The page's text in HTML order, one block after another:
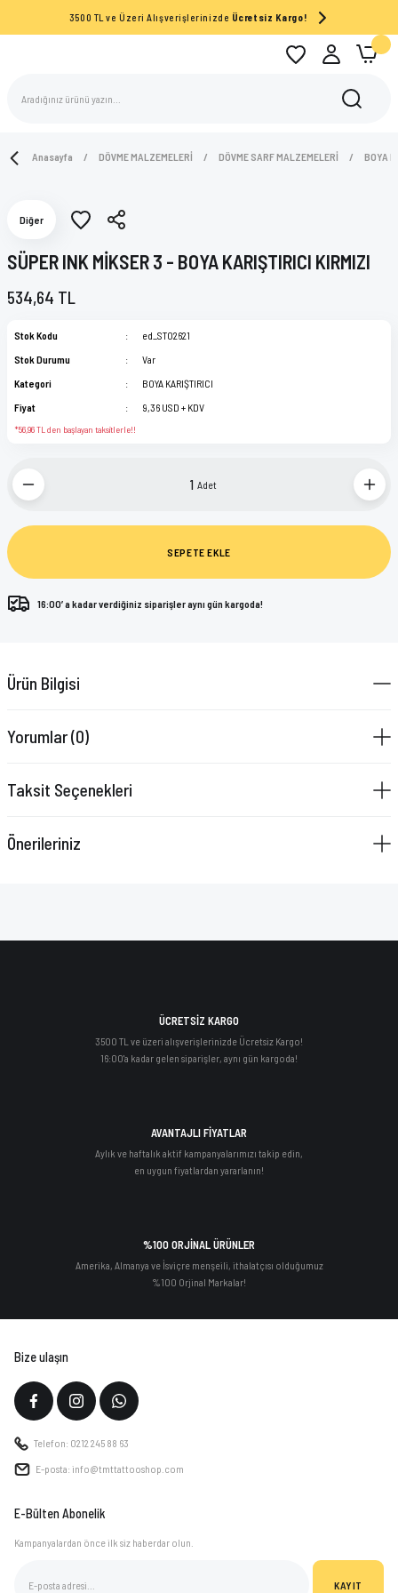
3500 TL ve Üzeri Alışverişlerinizde Ücretsiz Kargo!
Anasayfa DÖVME MALZEMELERİ DÖVME SARF MALZEMELERİ BOYA
Diğer
SÜPER INK MİKSER 3 - BOYA KARIŞTIRICI KIRMIZI
534,64 TL
Stok Kodu
ed_ST02621
Stok Durumu
Var
Kategori
BOYA KARIŞTIRICI
Fiyat
9,36 USD + KDV
*56,96 TL den başlayan taksitlerle!!
Adet
SEPETE EKLE
16:00’ a kadar verdiğiniz siparişler aynı gün kargoda!
Ürün Bilgisi
Yorumlar (0)
Taksit Seçenekleri
Önerileriniz
ÜCRETSİZ KARGO
3500 TL ve üzeri alışverişlerinizde Ücretsiz Kargo!
16:00'a kadar gelen siparişler, aynı gün kargoda!
AVANTAJLI FİYATLAR
Aylık ve haftalık aktif kampanyalarımızı takip edin,
en uygun fiyatlardan yararlanın!
%100 ORJİNAL ÜRÜNLER
Amerika, Almanya ve İsviçre menşeili, ithalatçısı olduğumuz
%100 Orjinal Markalar!
Bize ulaşın
Telefon: 0212 245 88 63
E-posta: info@tmttattooshop.com
E-Bülten Abonelik
Kampanyalardan önce ilk siz haberdar olun.
KAYIT